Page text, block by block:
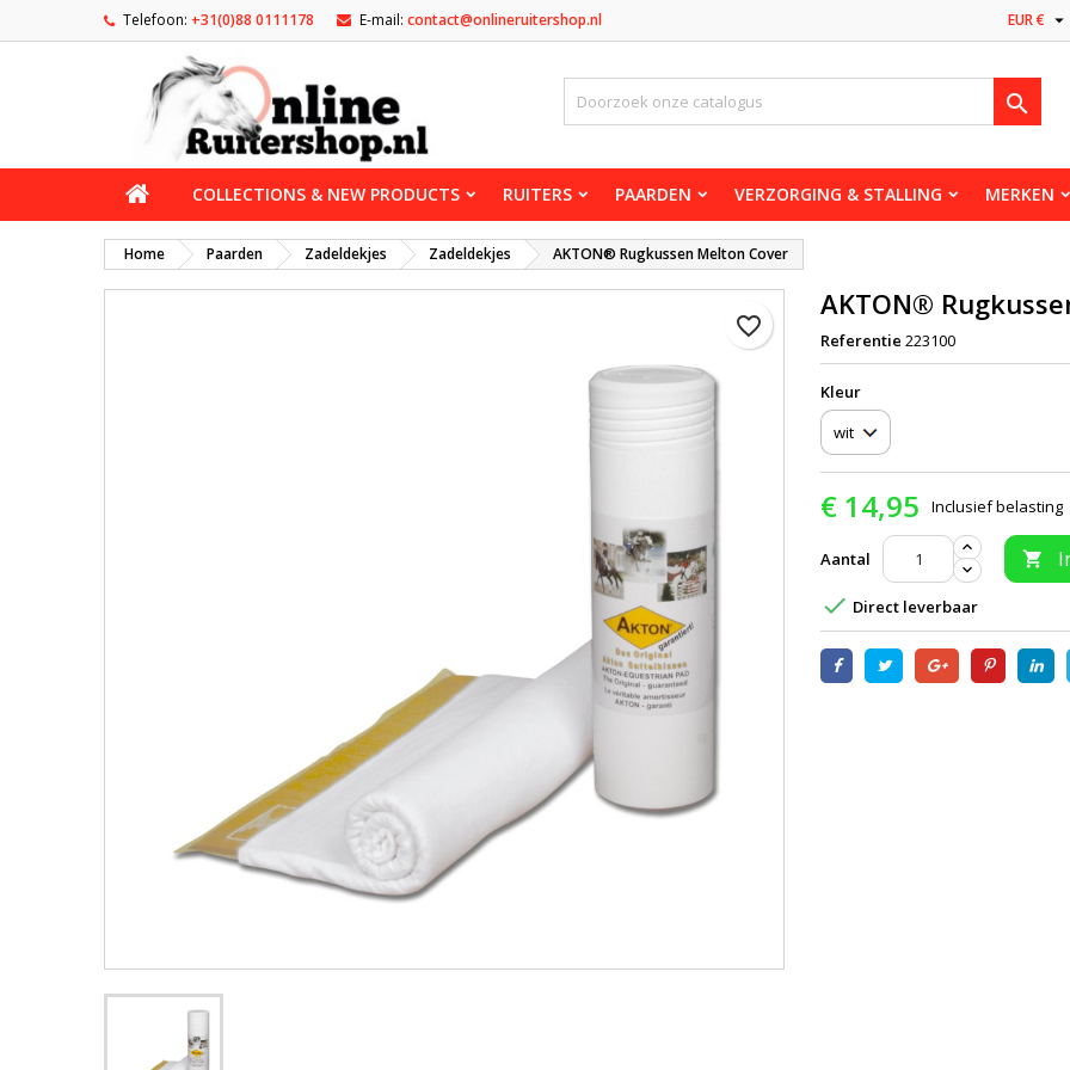
Telefoon: +31(0)88 0111178 E-mail: contact@onlineruitershop.nl EUR € 

COLLECTIONS & NEW PRODUCTS RUITERS PAARDEN VERZORGING & STALLING MERKEN
Home Paarden Zadeldekjes Zadeldekjes AKTON® Rugkussen Melton Cover
favorite_border
AKTON®
Referentie 223100
Kleur
€ 14,95 Inclusief belasting
Aantal 
 Direct leverbaar